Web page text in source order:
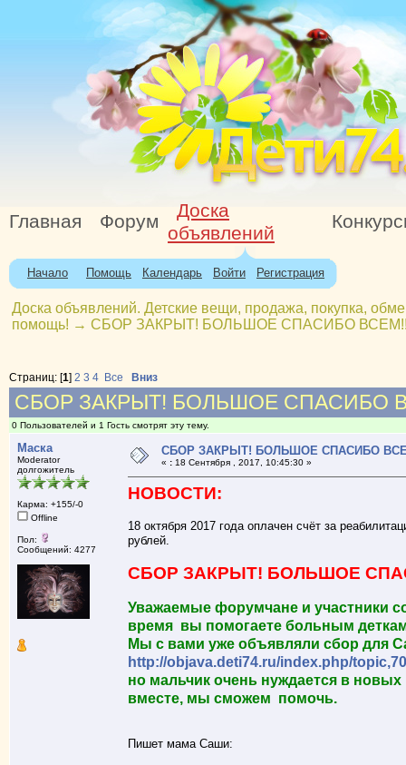
Главная Форум
Доска
объявлений
Начало Помощь Календарь Войти Регистрация
Доска объявлений. Детские вещи, продажа, покупка,
помощь! → СБОР ЗАКРЫТ! БОЛЬШОЕ СПАСИБО ВСЕМ!!!
Страниц: [1] 2 3 4 Все Вниз
СБОР ЗАКРЫТ! БОЛЬШОЕ СПАСИБО
0 Пользователей и 1 Гость смотрят эту тему.
Маска
Moderator
долгожитель
Карма: +155/-0
Offline
Пол:
Сообщений: 4277
СБОР ЗАКРЫТ! БОЛЬШОЕ СПАСИБО
« :18 Сентября , 2017, 10:45:30 »
НОВОСТИ:
18 октября 2017 года оплачен счёт за
рублей.
СБОР ЗАКРЫТ! БОЛЬШОЕ
Уважаемые форумчане и участники
время вы помогаете больным
Мы с вами уже объявляли сбор для
http://objava.deti74.ru/index.php/
но мальчик очень нуждается в
вместе, мы сможем помочь.
Пишет мама Саши: